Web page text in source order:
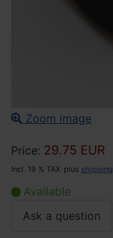
Zoom image
Price: 29.75 EUR
Incl. 19 % TAX plus shipping
Available
Ask a question